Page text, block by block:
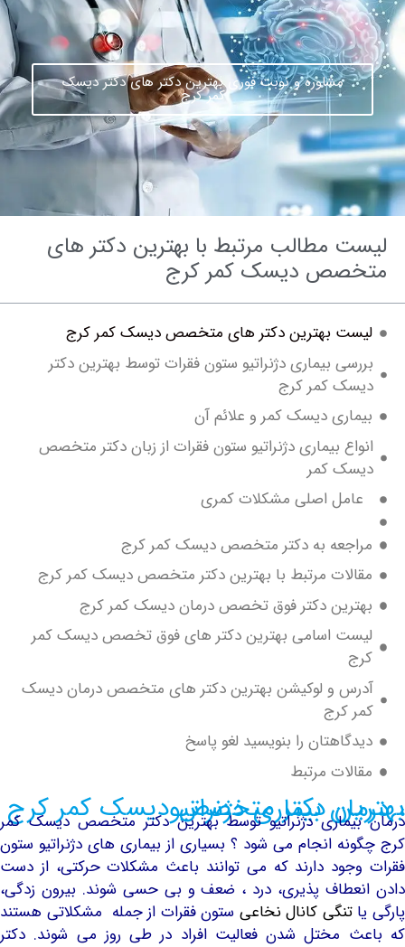
مشاوره و نوبت فوری بهترین دکتر های دکتر دیسک
کمر کرج
مطالب مرتبط با بهترین دکتر های
دیسک کمر کرج
بهترین دکتر های متخصص دیسک کمر کرج
بیماری دژنراتیو ستون فقرات توسط بهترین دکتر
کمر کرج
دیسک کمر و علائم آن
بیماری دژنراتیو ستون فقرات از زبان دکتر متخصص
کمر
اصلی مشکلات کمری
به دکتر متخصص دیسک کمر کرج
مرتبط با بهترین دکتر متخصص دیسک کمر کرج
دکتر فوق تخصص درمان دیسک کمر کرج
اسامی بهترین دکتر های فوق تخصص دیسک کمر
و لوکیشن بهترین دکتر های متخصص درمان دیسک
کرج
را بنویسید لغو پاسخ
مرتبط
دیسک کمر کرج ، درمان بیماری دژنراتیو
دژنراتیو توسط بهترین دکتر متخصص دیسک کمر
انجام می شود ؟ بسیاری از بیماری های دژنراتیو ستون
دارند که می توانند باعث مشکلات حرکتی، از دست
پذیری، درد ، ضعف و بی حسی شوند. بیرون زدگی،
تنگی کانال نخاعیستون فقرات از جمله مشکلاتی هستند
مختل شدن فعالیت افراد در طی روز می شوند. دکتر